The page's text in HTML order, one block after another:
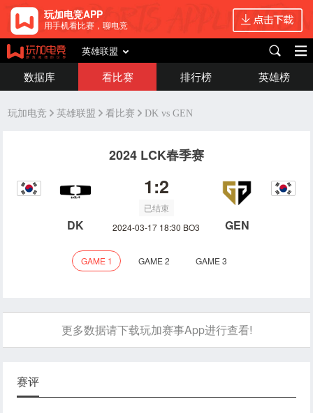
玩加电竞APP
用手机看比赛，聊电竞
英雄联盟
数据库 看比赛 排行榜 英雄榜
玩加电竞 英雄联盟 看比赛 DK vs GEN
2024 LCK春季赛
DK
1:2
已结束
2024-03-17 18:30 BO3
GEN
GAME 1 GAME 2 GAME 3
更多数据请下载玩加赛事App进行查看!
赛评